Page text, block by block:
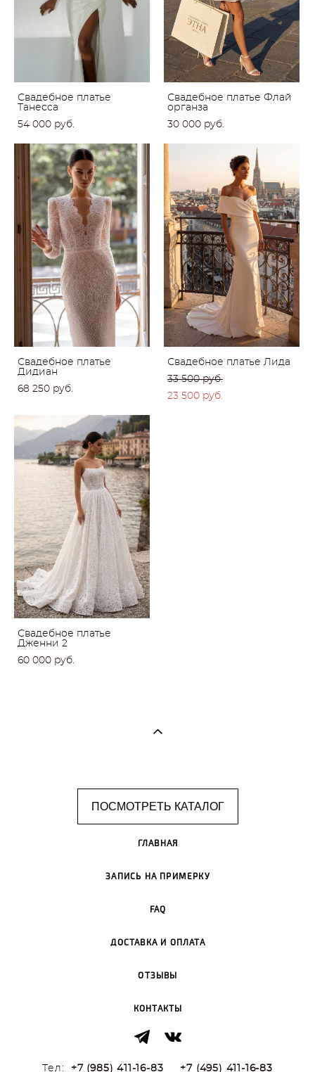
Свадебное платье
Танесса
54 000 pуб.
Свадебное платье Флай
органза
30 000 pуб.
Свадебное платье
Дидиан
68 250 pуб.
Свадебное платье Лида
33 500 pуб.
23 500 pуб.
Свадебное платье
Дженни 2
60 000 pуб.
ПОСМОТРЕТЬ КАТАЛОГ
ГЛАВНАЯ
ЗАПИСЬ НА ПРИМЕРКУ
FAQ
ДОСТАВКА И ОПЛАТА
ОТЗЫВЫ
КОНТАКТЫ
Тел: +7 (985) 411-16-83 +7 (495) 411-16-83